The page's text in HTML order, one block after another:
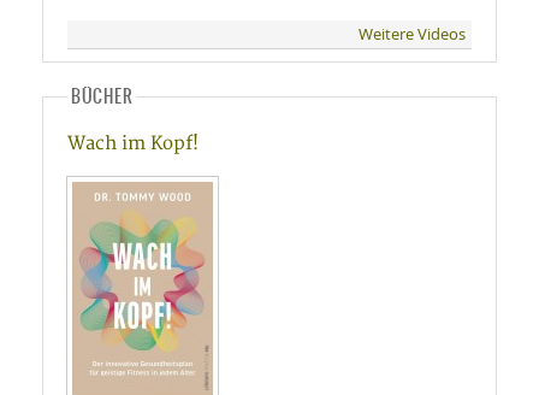
Weitere Videos
BÜCHER
Wach im Kopf!